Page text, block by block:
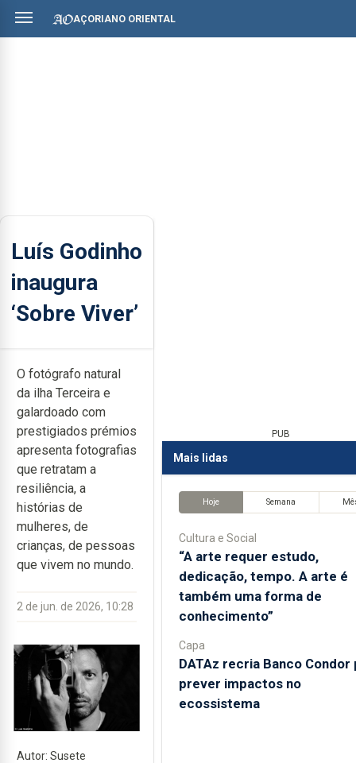
AÇORIANO ORIENTAL
Luís Godinho
inaugura
‘Sobre Viver’
O fotógrafo natural
da ilha Terceira e
galardoado com
prestigiados prémios
apresenta fotografias
que retratam a
resiliência, a
histórias de
mulheres, de
crianças, de pessoas
que vivem no mundo.
2 de jun. de 2026, 10:28
Autor: Susete
PUB
Mais lidas
Hoje Semana
Cultura e Social
“A arte requer estudo,
dedicação, tempo. A arte é
também uma forma de
conhecimento”
Capa
DATAz recria Banco Condor
prever impactos no
ecossistema